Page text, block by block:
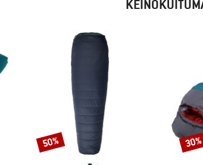
Alennus
50% 30%